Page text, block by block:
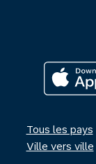
Tous les pays
Ville vers ville